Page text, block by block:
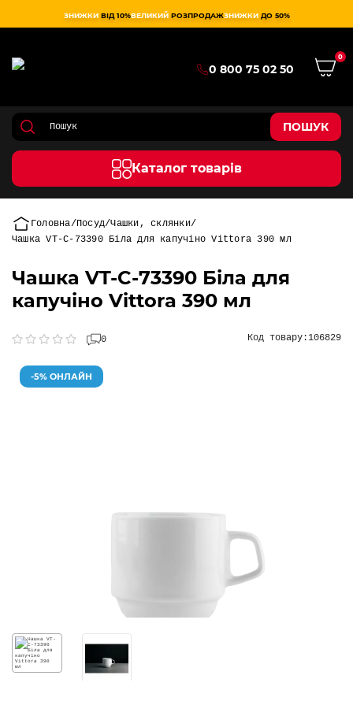
ЗНИЖКИ ВІД 10%ВЕЛИКИЙ РОЗПРОДАЖЗНИЖКИ ДО 50%
0 800 75 02 50
0
ПОШУК
Каталог товарів
Головна Посуд Чашки, склянки
Чашка VT-C-73390 Біла для капучіно Vittora 390 мл
Чашка VT-C-73390 Біла для
капучіно Vittora 390 мл
0 Код товару:106829
-5% ОНЛАЙН